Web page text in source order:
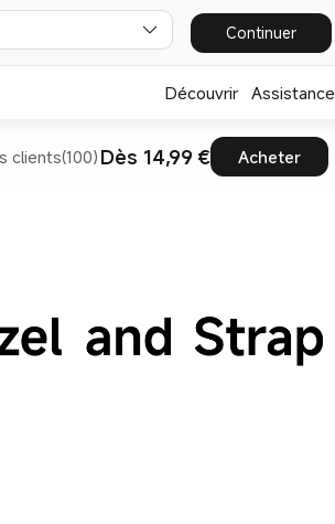
Continuer
Découvrir Assistance
clients(100) Dès 14,99 € Acheter